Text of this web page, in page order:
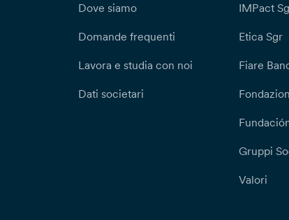
Dove siamo
Domande frequenti
Lavora e studia con noi
Dati societari
IMPact
Etica Sgr
Fiare
Gruppi
Valori